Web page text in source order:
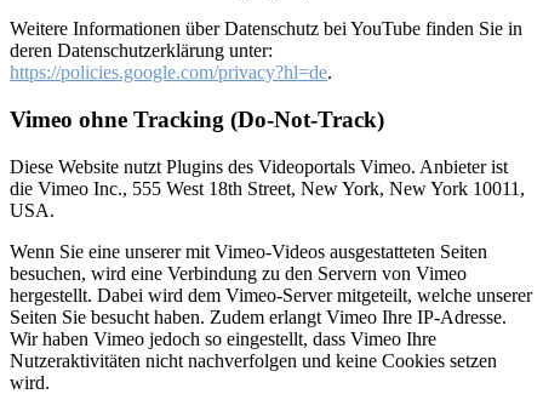
Weitere Informationen über Datenschutz bei YouTube finden Sie in
deren Datenschutzerklärung unter:
https://policies.google.com/privacy?hl=de.
Vimeo ohne Tracking (Do-Not-Track)
Diese Website nutzt Plugins des Videoportals Vimeo. Anbieter ist
die Vimeo Inc., 555 West 18th Street, New York, New York 10011,
USA.
Wenn Sie eine unserer mit Vimeo-Videos ausgestatteten Seiten
besuchen, wird eine Verbindung zu den Servern von Vimeo
hergestellt. Dabei wird dem Vimeo-Server mitgeteilt, welche unserer
Seiten Sie besucht haben. Zudem erlangt Vimeo Ihre IP-Adresse.
Wir haben Vimeo jedoch so eingestellt, dass Vimeo Ihre
Nutzeraktivitäten nicht nachverfolgen und keine Cookies setzen
wird.